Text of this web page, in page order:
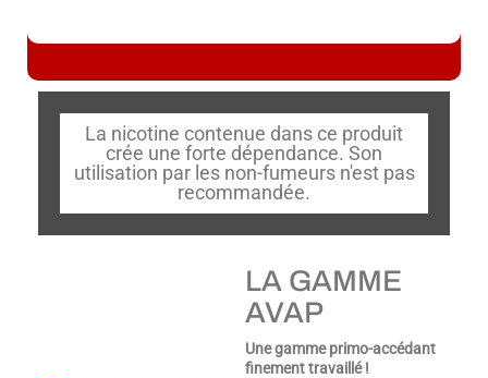
La nicotine contenue dans ce produit
crée une forte dépendance. Son
utilisation par les non-fumeurs n'est pas
recommandée.
LA GAMME
AVAP
Une gamme primo-accédant
finement travaillé !